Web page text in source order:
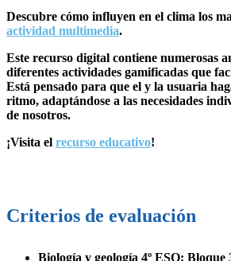
Descubre cómo influyen en el clima los
actividad multimedia.
Este recurso digital contiene numerosas
diferentes actividades gamificadas que
Está pensado para que el y la usuaria
ritmo, adaptándose a las necesidades
de nosotros.
¡Visita el recurso educativo!
Criterios de evaluación
Biología y geología 4º ESO: Bloque